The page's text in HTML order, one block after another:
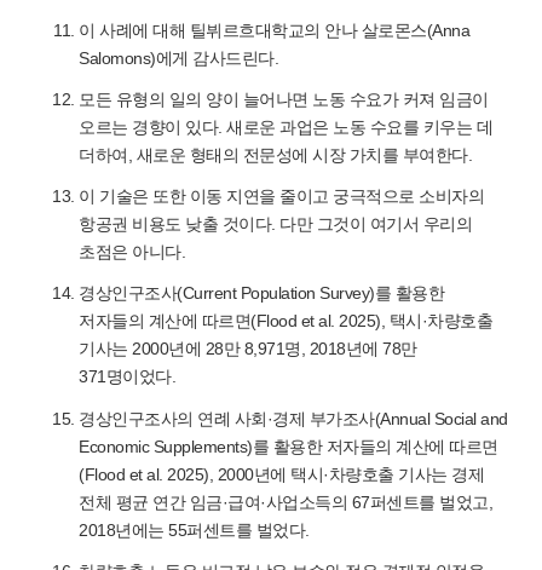
이 사례에 대해 틸뷔르흐대학교의 안나 살로몬스(Anna
Salomons)에게 감사드린다.
모든 유형의 일의 양이 늘어나면 노동 수요가 커져 임금이
오르는 경향이 있다. 새로운 과업은 노동 수요를 키우는 데
더하여, 새로운 형태의 전문성에 시장 가치를 부여한다.
이 기술은 또한 이동 지연을 줄이고 궁극적으로 소비자의
항공권 비용도 낮출 것이다. 다만 그것이 여기서 우리의
초점은 아니다.
경상인구조사(Current Population Survey)를 활용한
저자들의 계산에 따르면(Flood et al. 2025), 택시·차량호출
기사는 2000년에 28만 8,971명, 2018년에 78만
371명이었다.
경상인구조사의 연례 사회·경제 부가조사(Annual Social and
Economic Supplements)를 활용한 저자들의 계산에 따르면
(Flood et al. 2025), 2000년에 택시·차량호출 기사는 경제
전체 평균 연간 임금·급여·사업소득의 67퍼센트를 벌었고,
2018년에는 55퍼센트를 벌었다.